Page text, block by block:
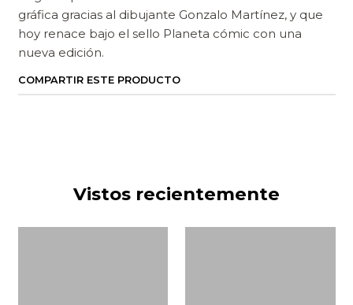
gráfica gracias al dibujante Gonzalo Martínez, y que
hoy renace bajo el sello Planeta cómic con una
nueva edición.
COMPARTIR ESTE PRODUCTO
Vistos recientemente